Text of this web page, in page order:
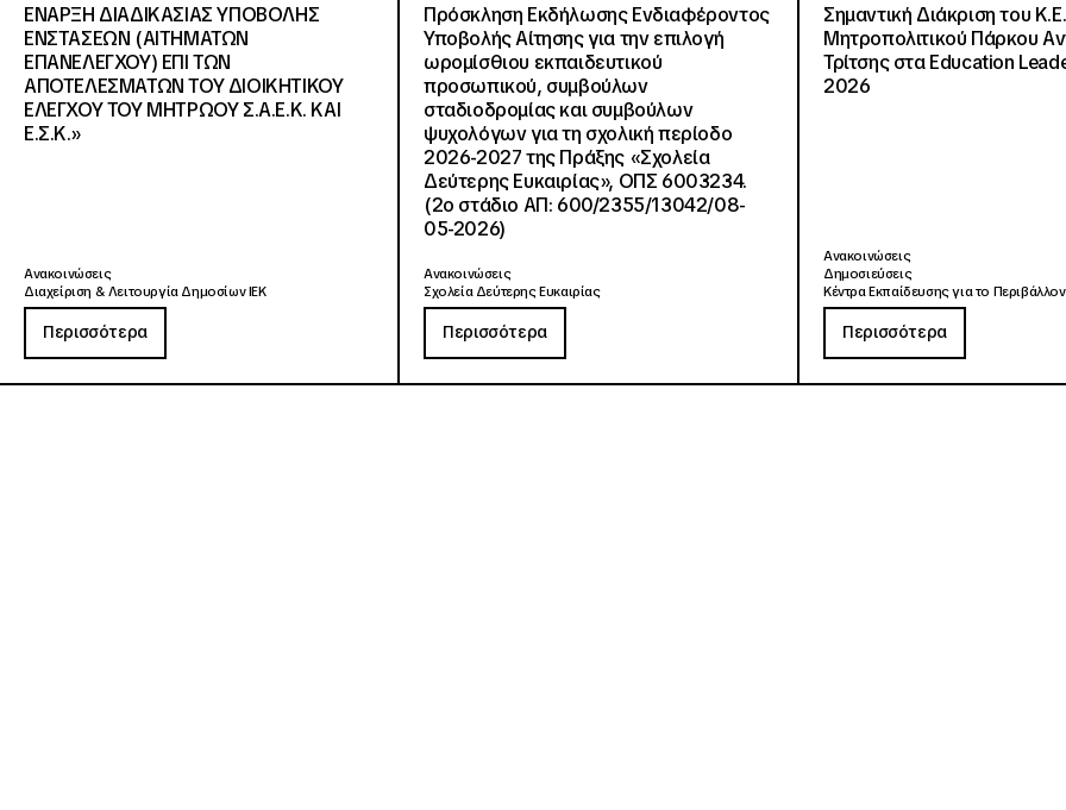
ΕΝΑΡΞΗ ΔΙΑΔΙΚΑΣΙΑΣ ΥΠΟΒΟΛΗΣ
ΕΝΣΤΑΣΕΩΝ (ΑΙΤΗΜΑΤΩΝ
ΕΠΑΝΕΛΕΓΧΟΥ) ΕΠΙ ΤΩΝ
ΑΠΟΤΕΛΕΣΜΑΤΩΝ ΤΟΥ ΔΙΟΙΚΗΤΙΚΟΥ
ΕΛΕΓΧΟΥ ΤΟΥ ΜΗΤΡΩΟΥ Σ.Α.Ε.Κ. ΚΑΙ
Ε.Σ.Κ.»
Ανακοινώσεις
Διαχείριση & Λειτουργία Δημοσίων ΙΕΚ
Περισσότερα
Πρόσκληση Εκδήλωσης Ενδιαφέροντος
Υποβολής Αίτησης για την επιλογή
ωρομίσθιου εκπαιδευτικού
προσωπικού, συμβούλων
σταδιοδρομίας και συμβούλων
ψυχολόγων για τη σχολική περίοδο
2026-2027 της Πράξης «Σχολεία
Δεύτερης Ευκαιρίας», ΟΠΣ 6003234.
(2ο στάδιο ΑΠ: 600/2355/13042/08-
05-2026)
Ανακοινώσεις
Σχολεία Δεύτερης Ευκαιρίας
Περισσότερα
Σημαντική Διάκριση του
Μητροπολιτικού Πάρκου
Τρίτσης στα Education
2026
Ανακοινώσεις
Δημοσιεύσεις
Κέντρα Εκπαίδευσης για το
Περισσότερα